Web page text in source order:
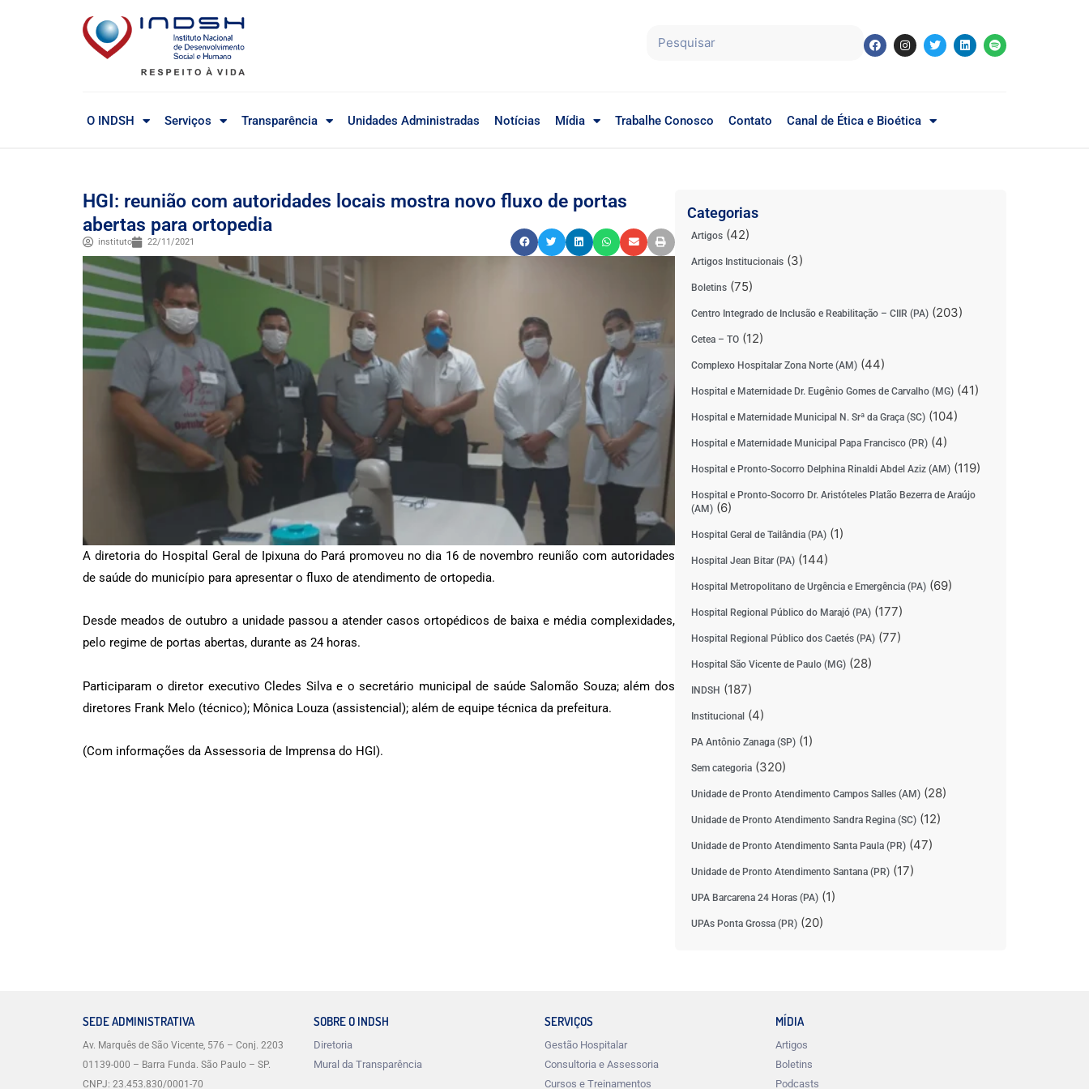
O INDSH Serviços Transparência Unidades Administradas Notícias Mídia Trabalhe Conosco Contato Canal de Ética e Bioética
HGI: reunião com autoridades locais mostra novo fluxo de portas
abertas para ortopedia
instituto 22/11/2021
A diretoria do Hospital Geral de Ipixuna do Pará promoveu no dia 16 de novembro reunião com autoridades
de saúde do município para apresentar o fluxo de atendimento de ortopedia.
Desde meados de outubro a unidade passou a atender casos ortopédicos de baixa e média complexidades,
pelo regime de portas abertas, durante as 24 horas.
Participaram o diretor executivo Cledes Silva e o secretário municipal de saúde Salomão Souza; além dos
diretores Frank Melo (técnico); Mônica Louza (assistencial); além de equipe técnica da prefeitura.
(Com informações da Assessoria de Imprensa do HGI).
Categorias
Artigos(42)
Artigos Institucionais(3)
Boletins(75)
Centro Integrado de Inclusão e Reabilitação – CIIR (PA)(203)
Cetea – TO(12)
Complexo Hospitalar Zona Norte (AM)(44)
Hospital e Maternidade Dr. Eugênio Gomes de Carvalho (MG)(41)
Hospital e Maternidade Municipal N. Srª da Graça (SC)(104)
Hospital e Maternidade Municipal Papa Francisco (PR)(4)
Hospital e Pronto-Socorro Delphina Rinaldi Abdel Aziz (AM)(119)
Hospital e Pronto-Socorro Dr. Aristóteles Platão Bezerra de Araújo
(AM)(6)
Hospital Geral de Tailândia (PA)(1)
Hospital Jean Bitar (PA)(144)
Hospital Metropolitano de Urgência e Emergência (PA)(69)
Hospital Regional Público do Marajó (PA)(177)
Hospital Regional Público dos Caetés (PA)(77)
Hospital São Vicente de Paulo (MG)(28)
INDSH (187)
Institucional(4)
PA Antônio Zanaga (SP)(1)
Sem categoria(320)
Unidade de Pronto Atendimento Campos Salles (AM)(28)
Unidade de Pronto Atendimento Sandra Regina (SC)(12)
Unidade de Pronto Atendimento Santa Paula (PR)(47)
Unidade de Pronto Atendimento Santana (PR)(17)
UPA Barcarena 24 Horas (PA)(1)
UPAs Ponta Grossa (PR)(20)
SEDE ADMINISTRATIVA
Av. Marquês de São Vicente, 576 – Conj. 2203
01139-000 – Barra Funda. São Paulo – SP.
CNPJ: 23.453.830/0001-70
SOBRE O INDSH
Diretoria
Mural da Transparência
SERVIÇOS
Gestão Hospitalar
Consultoria e Assessoria
Cursos e Treinamentos
MÍDIA
Artigos
Boletins
Podcasts